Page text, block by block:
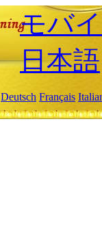
モバ
日本語
Deutsch Français